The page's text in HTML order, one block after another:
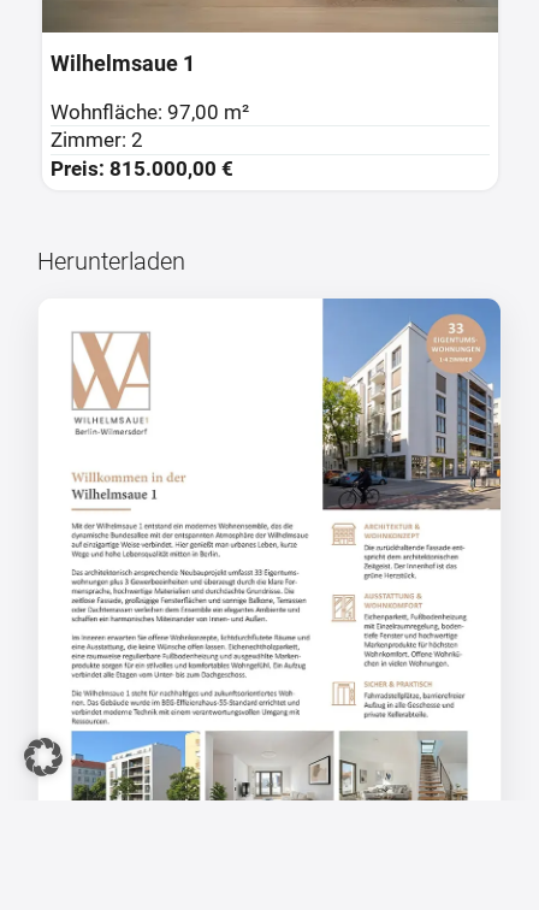
Wilhelmsaue 1
Wohnfläche: 113,00 m²
Zimmer: 3.5
Preis: 949.000,00 €
Herunterladen